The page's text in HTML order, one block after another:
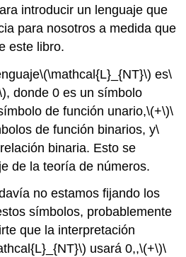
introducir un lenguaje que
para nosotros a medida que
este libro.
\(\mathcal{L}_{NT}\) es\
, donde 0 es un símbolo
de función unario,\(+\)\
de función binarios, y\
binaria. Esto se
de la teoría de números.
no estamos fijando los
símbolos, probablemente
que la interpretación
usará 0,,\(+\)\